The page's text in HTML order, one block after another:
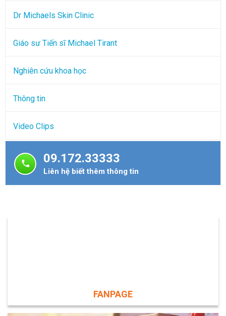
Dr Michaels Skin Clinic
Giáo sư Tiến sĩ Michael Tirant
Nghiên cứu khoa học
Thông tin
Video Clips
09.172.33333
Liên hệ biết thêm thông tin
FANPAGE